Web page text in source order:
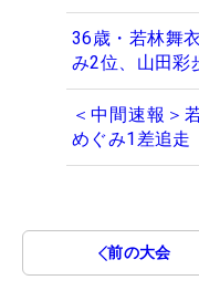
36歳・若林舞
み2位、山田彩
＜中間速報＞
めぐみ1差追走
前の大会